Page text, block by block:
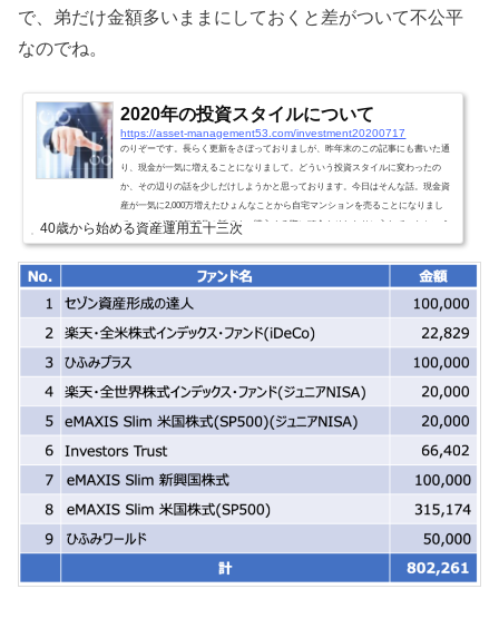
で、弟だけ金額多いままにしておくと差がついて不公平
なのでね。
2020年の投資スタイルについて
https://asset-management53.com/investment20200717
のりぞーです。長らく更新をさぼっておりましが、昨年末のこの記事にも書いた通
り、現金が一気に増えることになりまして。どういう投資スタイルに変わったの
か、その辺りの話を少しだけしようかと思っております。今日はそんな話。現金資
産が一気に2,000万増えたひょんなことから自宅マンションを売ることになりまし
て。これが2019年12月の話です。購入する際に頭金をそれなりに入れていたという
ことと、コロナ禍の前だったので高値で売ることができたということもあり、ロー
ン残債との差額が2,000万になったのです。（パチパチ）通常...
40歳から始める資産運用五十三次